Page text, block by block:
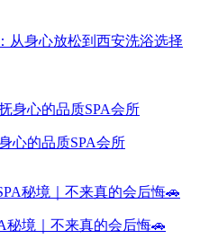
从身心放松到西安洗浴选择
心的品质SPA会所
秘境｜不来真的会后悔🚗